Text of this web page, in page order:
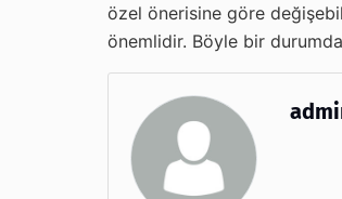
özel önerisine göre
önemlidir. Böyle bir